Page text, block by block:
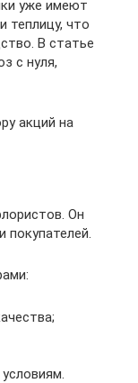
уже имеют
теплицу, что
В статье
с нуля,
акций на
Он
покупателей.